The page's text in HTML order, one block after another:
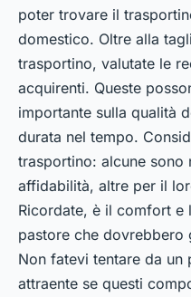
poter trovare il
domestico. Oltre alla
trasportino, valutate le
acquirenti. Queste
importante sulla qualità
durata nel tempo.
trasportino: alcune
affidabilità, altre per il
Ricordate, è il comfort e
pastore che dovrebbero
Non fatevi tentare da
attraente se questi